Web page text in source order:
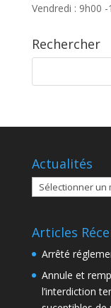
Vendredi : 9h00
Rechercher
Actualités
Actualités
Articles
Arrêté
Annule et
l’interdiction